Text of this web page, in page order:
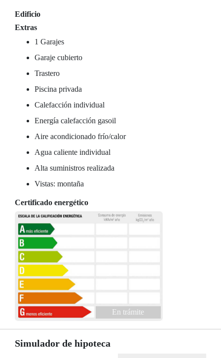
Edificio
Extras
1 Garajes
Garaje cubierto
Trastero
Piscina privada
Calefacción individual
Energía calefacción gasoil
Aire acondicionado frío/calor
Agua caliente individual
Alta suministros realizada
Vistas: montaña
Certificado energético
En trámite
Simulador de hipoteca